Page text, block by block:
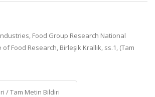
Food Group Research National
Food Research, Birleşik Krallık, ss.1, (Tam
/ Tam Metin Bildiri